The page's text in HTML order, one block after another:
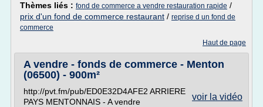
Thèmes liés : fond de commerce a vendre restauration rapide /
prix d'un fond de commerce restaurant / reprise d un fond de
commerce
Haut de page
A vendre - fonds de commerce - Menton
(06500) - 900m²
voir la vidéo
http://pvt.fm/pub/ED0E32D4AFE2 ARRIERE
PAYS MENTONNAIS - A vendre